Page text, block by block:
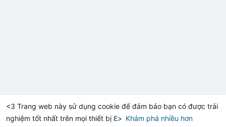
<3 Trang web này sử dụng cookie để đảm bảo bạn có được trải
nghiệm tốt nhất trên mọi thiết bị ℇ> Khám phá nhiều hơn
$1,914.69 +1.29% Solana $73.39 -1.15%